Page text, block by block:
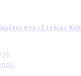
στο «Στέλιος